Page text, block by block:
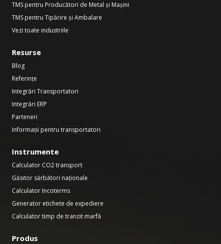
TMS pentru Producători de Metal și Mașini
TMS pentru Tipărire și Ambalare
Vezi toate industriile
Resurse
Blog
Referințe
Integrări Transportatori
Integrări ERP
Parteneri
Informații pentru transportatori
Instrumente
Calculator CO2 transport
Găsitor sărbători naționale
Calculator Incoterms
Generator etichete de expediere
Calculator timp de tranzit marfă
Produs